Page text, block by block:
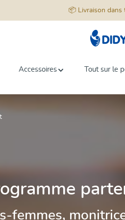
📦 Livraison dans
Accessoires Tout sur le
femmes,